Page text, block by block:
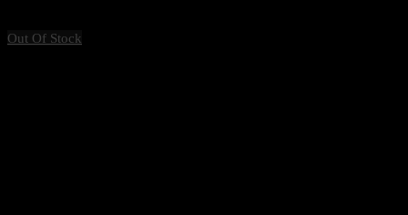
Out Of Stock